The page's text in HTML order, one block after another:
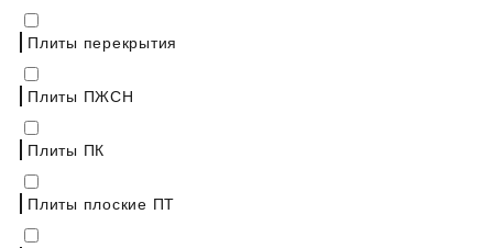
Плиты перекрытия
Плиты ПЖСН
Плиты ПК
Плиты плоские ПТ